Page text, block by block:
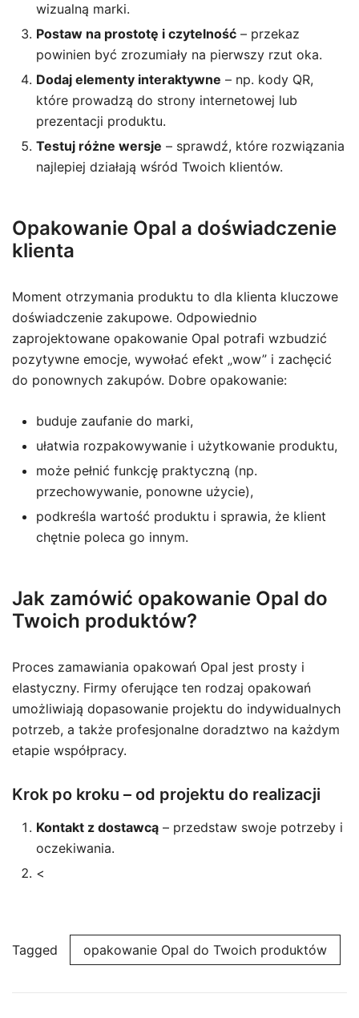
wizualną marki.
Postaw na prostotę i czytelność – przekaz
powinien być zrozumiały na pierwszy rzut oka.
Dodaj elementy interaktywne – np. kody QR,
które prowadzą do strony internetowej lub
prezentacji produktu.
Testuj różne wersje – sprawdź, które rozwiązania
najlepiej działają wśród Twoich klientów.
Opakowanie Opal a doświadczenie
klienta
Moment otrzymania produktu to dla klienta kluczowe
doświadczenie zakupowe. Odpowiednio
zaprojektowane opakowanie Opal potrafi wzbudzić
pozytywne emocje, wywołać efekt „wow” i zachęcić
do ponownych zakupów. Dobre opakowanie:
buduje zaufanie do marki,
ułatwia rozpakowywanie i użytkowanie produktu,
może pełnić funkcję praktyczną (np.
przechowywanie, ponowne użycie),
podkreśla wartość produktu i sprawia, że klient
chętnie poleca go innym.
Jak zamówić opakowanie Opal do
Twoich produktów?
Proces zamawiania opakowań Opal jest prosty i
elastyczny. Firmy oferujące ten rodzaj opakowań
umożliwiają dopasowanie projektu do indywidualnych
potrzeb, a także profesjonalne doradztwo na każdym
etapie współpracy.
Krok po kroku – od projektu do realizacji
Kontakt z dostawcą – przedstaw swoje potrzeby i
oczekiwania.
<
Tagged opakowanie Opal do Twoich produktów